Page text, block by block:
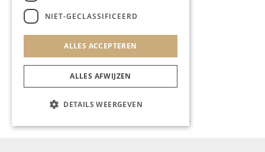
GASTRONOMIE
NIET-GECLASSIFICEERD
ALLES ACCEPTEREN
ALLES AFWIJZEN
DETAILS WEERGEVEN